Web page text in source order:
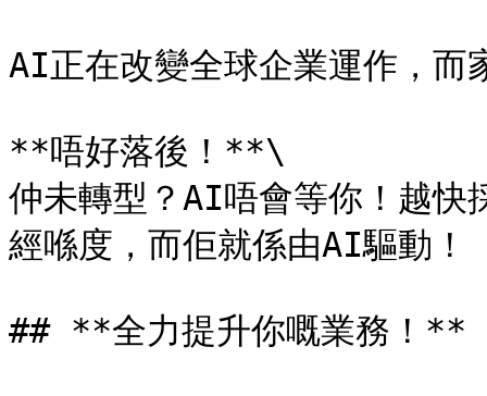
AI正在改變全球企業運作，而
**唔好落後！**\
仲未轉型？AI唔會等你！越快
經喺度，而佢就係由AI驅動！
## **全力提升你嘅業務！**